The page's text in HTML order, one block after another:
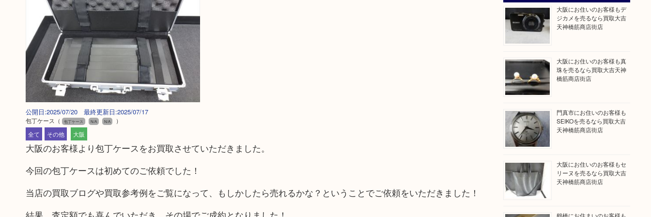
公開日:2025/07/20 最終更新日:2025/07/17
包丁ケース （ 包丁ケース N/A N/A
）
全て
その他 大阪
大阪のお客様より包丁ケースをお買取させていただきました。
今回の包丁ケースは初めてのご依頼でした！
当店の買取ブログや買取参考例をご覧になって、もしかしたら売れるかな？ということでご依頼をいただきました！
大阪にお住いのお客様もデ
ジカメを売るなら買取大吉
天神橋筋商店街店
大阪にお住いのお客様も真
珠を売るなら買取大吉天神
橋筋商店街店
門真市にお住いのお客様も
SEIKOを売るなら買取大吉
天神橋筋商店街店
大阪にお住いのお客様もセ
リーヌを売るなら買取大吉
天神橋筋商店街店